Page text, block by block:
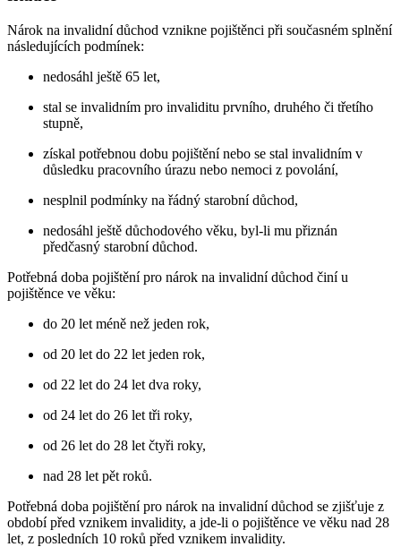
Nárok na invalidní důchod vznikne pojištěnci při současném splnění
následujících podmínek:
nedosáhl ještě 65 let,
stal se invalidním pro invaliditu prvního, druhého či třetího
stupně,
získal potřebnou dobu pojištění nebo se stal invalidním v
důsledku pracovního úrazu nebo nemoci z povolání,
nesplnil podmínky na řádný starobní důchod,
nedosáhl ještě důchodového věku, byl-li mu přiznán
předčasný starobní důchod.
Potřebná doba pojištění pro nárok na invalidní důchod činí u
pojištěnce ve věku:
do 20 let méně než jeden rok,
od 20 let do 22 let jeden rok,
od 22 let do 24 let dva roky,
od 24 let do 26 let tři roky,
od 26 let do 28 let čtyři roky,
nad 28 let pět roků.
Potřebná doba pojištění pro nárok na invalidní důchod se zjišťuje z
období před vznikem invalidity, a jde-li o pojištěnce ve věku nad 28
let, z posledních 10 roků před vznikem invalidity.